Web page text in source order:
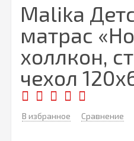
Malika
матрас
холлкон,
чехол
В избранное Сравнение